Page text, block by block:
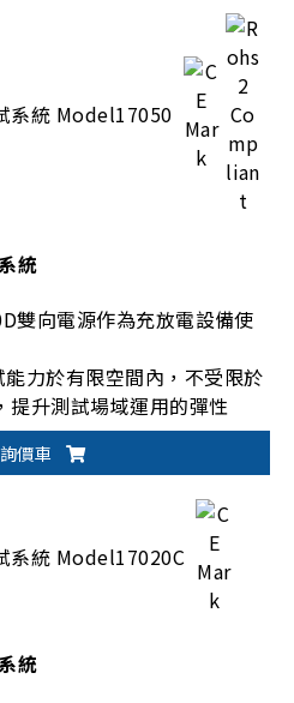
統
雙向電源作為充放電設備使
力於有限空間內，不受限於
提升測試場域運用的彈性
價車
統